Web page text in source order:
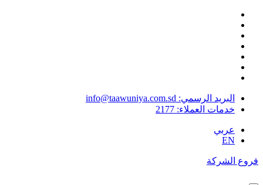
البريد الرسمي: info@taawuniya.com.sd
خدمات العملاء:
عربي
EN
فروع الشركة